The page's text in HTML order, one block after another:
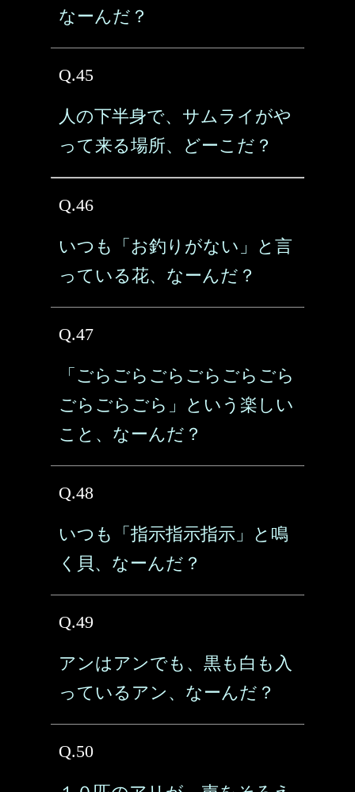
なーんだ？
Q.45
人の下半身で、サムライがや
って来る場所、どーこだ？
Q.46
いつも「お釣りがない」と言
っている花、なーんだ？
Q.47
「ごらごらごらごらごらごら
ごらごらごら」という楽しい
こと、なーんだ？
Q.48
いつも「指示指示指示」と鳴
く貝、なーんだ？
Q.49
アンはアンでも、黒も白も入
っているアン、なーんだ？
Q.50